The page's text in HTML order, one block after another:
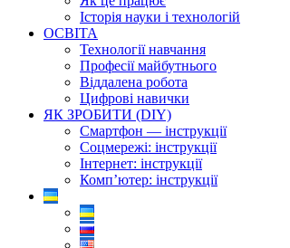
Історія науки і технологій
ОСВІТА
Технології навчання
Професії майбутнього
Віддалена робота
Цифрові навички
ЯК ЗРОБИТИ (DIY)
Смартфон — інструкції
Соцмережі: інструкції
Інтернет: інструкції
Комп’ютер: інструкції